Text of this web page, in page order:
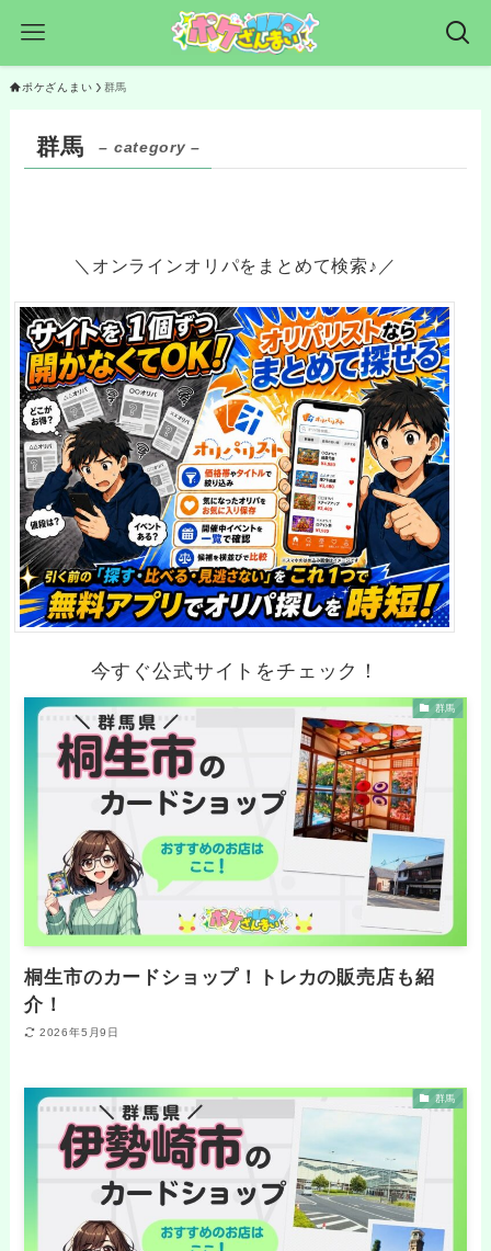
ポケざんまい 群馬
群馬 – category –
＼オンラインオリパをまとめて検索♪／
今すぐ公式サイトをチェック！
群馬
桐生市のカードショップ！トレカの販売店も紹
介！
2026年5月9日
群馬